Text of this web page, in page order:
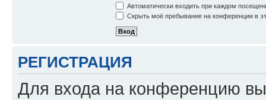
Автоматически входить при каждом
Скрыть моё пребывание на конференции в
РЕГИСТРАЦИЯ
Для входа на конференцию